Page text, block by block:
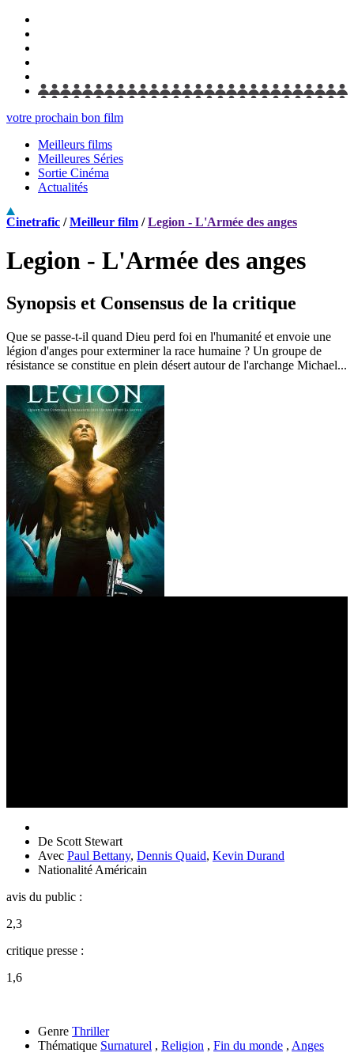
votre prochain bon film
Meilleurs films
Meilleures Séries
Sortie Cinéma
Actualités
Cinetrafic /Meilleur film /Legion - L'Armée des anges
Legion - L'Armée des anges
Synopsis et Consensus de la critique
Que se passe-t-il quand Dieu perd foi en l'humanité et envoie une
légion d'anges pour exterminer la race humaine ? Un groupe de
résistance se constitue en plein désert autour de l'archange Michael...
De Scott Stewart
Avec Paul Bettany, Dennis Quaid, Kevin Durand
Nationalité Américain
avis du public :
2,3
critique presse :
1,6
Genre Thriller
Thématique Surnaturel , Religion , Fin du monde , Anges